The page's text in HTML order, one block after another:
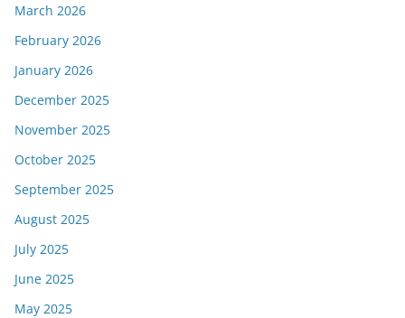
March 2026
February 2026
January 2026
December 2025
November 2025
October 2025
September 2025
August 2025
July 2025
June 2025
May 2025